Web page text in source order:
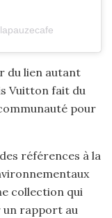
du lien autant
Vuitton fait du
pour
références à la
collection qui
un rapport au